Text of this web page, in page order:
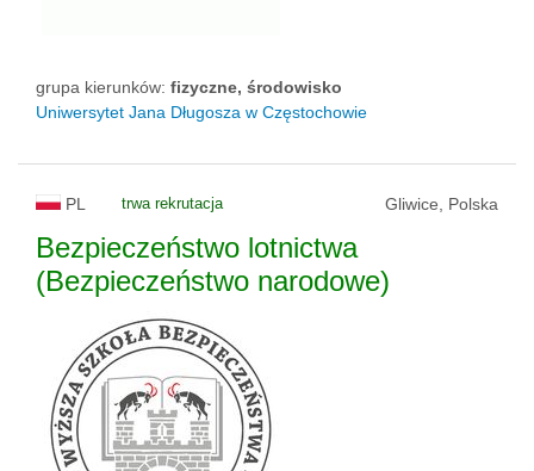
grupa kierunków: fizyczne, środowisko
Uniwersytet Jana Długosza w Częstochowie
PL trwa rekrutacja Gliwice, Polska
Bezpieczeństwo lotnictwa
(Bezpieczeństwo narodowe)